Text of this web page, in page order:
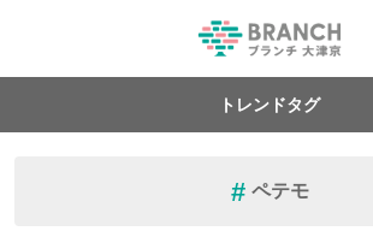
トレンドタグ
ペテモ